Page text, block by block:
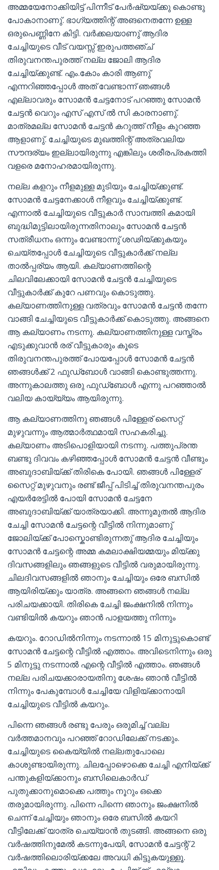
അമ്മയേനോക്കിയിട്ട് പിന്നീട് പേർഷ്യയ്ക്കു കൊണ്ടു
പോകാനാണു്. ഭാഗ്യത്തിന്റ് അങനെതന്നേ ഉള്ള
ഒരുപെണ്ണിനേ കിട്ടി. വർക്കലയാണു് ആദിര
ചേച്ചിയുടെ വീട് വയസ്സ് ഇരുപത്തഞ്ച്
തിരുവനന്തപുരത്ത് നല്ല ജോലി ആദിര
ചേച്ചിയ്ക്കുണ്ട്. എം.കോം കാരി ആണു്
എന്നറിഞ്ഞപ്പോൾ അത് വേണ്ടാന്ന് ഞങ്ങൾ
എല്ലാവരും സോമൻ ചേട്ടനോട് പറഞ്ഞു സോമൻ
ചേട്ടൻ വെറും എസ് എസ് ൽ സി കാരനാണു്.
മാത്രമല്ല സോമൻ ചേട്ടൻ കറുത്ത് നീളം കുറഞ്ഞ
ആളാണു്. ചേച്ചിയുടെ മുഖത്തിന്റ് അത്രവലിയ
സൗന്ദര്യം ഇല്ലായിരുന്നു എങ്കിലും ശരീരപ്രകത്തി
വളരെ മനോഹരമായിരുന്നു.
നല്ല കളറും നീളമുള്ള മുടിയും ചേച്ചിയ്ക്കുണ്ട്.
സോമൻ ചേട്ടനേക്കാൾ നീളവും ചേച്ചിയ്ക്കുണ്ട്.
എന്നാൽ ചേച്ചിയുടെ വീട്ടുകാർ സാമ്പത്തി കമായി
ബുദ്ധിമുട്ടിലായിരുന്നതിനാലും സോമൻ ചേട്ടൻ
സത്രീധനം ഒന്നും വേണ്ടാന്നു് ശഢിയ്ക്കുകയും
ചെയ്തപ്പോൾ ചേച്ചിയുടെ വീട്ടുകാർക്ക് നല്ല
താൽപ്പര്യം ആയി. കല്യാണത്തിന്റെ
ചിലവിലേക്കായി സോമൻ ചേട്ടൻ ചേച്ചിയുടെ
വീട്ടുകാർക്ക് കുറേ പണവും കൊടുത്തു.
കല്യാണത്തിനുള്ള വത്രവും സോമൻ ചേട്ടൻ തന്നേ
വാങ്ങി ചേച്ചിയുടെ വീട്ടുകാർക്ക് കൊടുത്തു. അങ്ങനെ
ആ കല്യാണം നടന്നു. കല്യാണത്തിനുള്ള വസ്ത്രം
എടുക്കുവാൻ രര് വീട്ടുകാരും കൂടെ
തിരുവനന്തപുരത്ത് പോയപ്പോൾ സോമൻ ചേട്ടൻ
ഞങ്ങൾക്ക് 2 ഫുഡ്ബോൾ വാങ്ങി കൊണ്ടുത്തന്നു.
അന്നുകാലത്തു ഒരു ഫുഡ്ബോൾ എന്നു പറഞ്ഞാൽ
വലിയ കായ്യ്യം ആയിരുന്നു.
ആ കല്യാണത്തിനു ഞങ്ങൾ പിള്ളേര് സൈറ്റ്
മുഴുവന്നും ആത്മാർത്ഥമായി സഹകരിച്ചു.
കല്യാണം അടിപൊളിയായി നടന്നു. പത്തുപ്രന്ത
ബണ്ടു ദിവവം കഴിഞ്ഞപ്പോൾ സോമൻ ചേട്ടൻ വീണ്ടും
അബുദാബിയ്ക്ക് തിരികെ പോയി. ഞങ്ങൾ പിള്ളേര്
സൈറ്റ് മുഴുവനും രണ്ട് ജീപ്പ് പിടിച്ച് തിരുവനന്തപുരം
എയർരേട്ടിൽ പോയി സോമൻ ചേട്ടനേ
അബുദാബിയ്ക്ക് യാത്രയാക്കി. അന്നുമുതൽ ആദിര
ചേച്ചി സോമൻ ചേട്ടന്റെ വീട്ടിൽ നിന്നുമാണു്
ജോലിയ്ക്ക് പോസ്കൊണ്ടിരുന്നതു് ആദിര ചേച്ചിയും
സോമൻ ചേട്ടന്റെ അമ്മ കമലാക്ഷിയമ്മയും മിയ്ക്കു
ദിവസങ്ങളിലും ഞങ്ങളുടെ വീട്ടിൽ വരുമായിരുന്നു.
ചിലദിവസങ്ങളിൽ ഞാനും ചേച്ചിയും ഒരേ ബസിൽ
ആയിരിയ്ക്കും യാത്ര. അങ്ങനെ ഞങ്ങൾ നല്ല
പരിചയക്കായി. തിരികെ ചേച്ചി ജംക്ഷനിൽ നിന്നും
വണ്ടിയിൽ കയറും ഞാൻ പാളയത്തു നിന്നും
കയറും. റോഡിൽനിന്നും നടന്നാൽ 15 മിനുട്ടുകൊണ്ട്
സോമൻ ചേട്ടന്റെ വീട്ടിൽ എത്താം. അവിടെനിന്നും ഒരു
5 മിനുട്ടു നടന്നാൽ എന്റെ വീട്ടിൽ എത്താം. ഞങ്ങൾ
നല്ല പരിചയക്കാരായതിനു ശേഷം ഞാൻ വീട്ടിൽ
നിന്നും പേകുമ്പോൾ ചേച്ചിയേ വിളിയ്ക്കാനായി
ചേച്ചിയുടെ വീട്ടിൽ കയറും.
പിന്നെ ഞങ്ങൾ രണ്ടു പേരും ഒരുമിച്ച് വല്ല
വർത്തമാനവും പറഞ്ഞ് റോഡിലേക്ക് നടക്കും.
ചേച്ചിയുടെ കൈയ്യിൽ നല്ലതുപോലെ
കാശുണ്ടായിരുന്നു. ചിലപ്പോഴൊക്കെ ചേച്ചി എനിയ്ക്ക്
പന്തുകളിയ്ക്കാനും ബസിലെകാർഡ്
പുതുക്കാനുമൊക്കെ പത്തും നൂറും ഒക്കെ
തരുമായിരുന്നു. പിന്നെ പിന്നെ ഞാനും ജംക്ഷനിൽ
ചെന്ന് ചേച്ചിയും ഞാനും ഒരേ ബസിൽ കയറി
വീട്ടിലേക്ക് യാത്ര ചെയ്യാൻ തുടങ്ങി. അങ്ങനെ ഒരു
വർഷത്തിനുമേൽ കടന്നുപേയി, സോമൻ ചേട്ടന്റ് 2
വർഷത്തിലൊരിയ്ക്കലേ അവധി കിട്ടുകയുള്ളൂ.